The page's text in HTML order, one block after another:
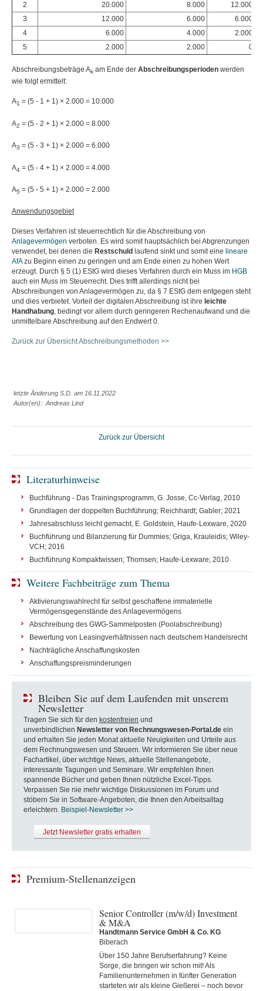
2
20.000 8.000
12.000
3
12.000 6.000
6.000
4
6.000 4.000
2.000
5
2.000 2.000 0
Abschreibungsbeträge Ak am Ende der Abschreibungsperioden werden
wie folgt ermittelt:
A1 = (5 - 1 + 1) × 2.000 = 10.000
A2 = (5 - 2 + 1) × 2.000 = 8.000
A3 = (5 - 3 + 1) × 2.000 = 6.000
A4 = (5 - 4 + 1) × 2.000 = 4.000
A5 = (5 - 5 + 1) × 2.000 = 2.000
Anwendungsgebiet
Dieses Verfahren ist steuerrechtlich für die Abschreibung von
Anlagevermögen verboten. Es wird somit hauptsächlich bei Abgrenzungen
verwendet, bei denen die Restschuld laufend sinkt und somit eine lineare
AfAzu Beginn einen zu geringen und am Ende einen zu hohen Wert
erzeugt. Durch § 5 (1) EStG wird dieses Verfahren durch ein Muss im HGB
auch ein Muss im Steuerrecht. Dies trifft allerdings nicht bei
Abschreibungen von Anlagevermögen zu, da § 7 EStG dem entgegen steht
und dies verbietet. Vorteil der digitalen Abschreibung ist ihre leichte
Handhabung, bedingt vor allem durch geringeren Rechenaufwand und die
unmittelbare Abschreibung auf den Endwert 0.
Zurück zur Übersicht Abschreibungsmethoden >>
letzte Änderung S.D. am 16.11.2022
Autor(en): Andreas Lind
Zurück zur Übersicht
Literaturhinweise
Buchführung - Das Trainingsprogramm, G. Josse, Cc-Verlag, 2010
Grundlagen der doppelten Buchführung; Reichhardt; Gabler; 2021
Jahresabschluss leicht gemacht, E. Goldstein, Haufe-Lexware, 2020
Buchführung und Bilanzierung für Dummies; Griga, Krauleidis; Wiley-
VCH; 2016
Buchführung Kompaktwissen; Thomsen; Haufe-Lexware; 2010
Weitere Fachbeiträge zum Thema
Aktivierungswahlrecht für selbst geschaffene immaterielle
Vermögensgegenstände des Anlagevermögens
Abschreibung des GWG-Sammelposten (Poolabschreibung)
Bewertung von Leasingverhältnissen nach deutschem Handelsrecht
Nachträgliche Anschaffungskosten
Anschaffungspreisminderungen
Bleiben Sie auf dem Laufenden mit unserem
Newsletter
Tragen Sie sich für den kostenfreien und
unverbindlichen Newsletter von Rechnungswesen-Portal.de ein
und erhalten Sie jeden Monat aktuelle Neuigkeiten und Urteile aus
dem Rechnungswesen und Steuern. Wir informieren Sie über neue
Fachartikel, über wichtige News, aktuelle Stellenangebote,
interessante Tagungen und Seminare. Wir empfehlen Ihnen
spannende Bücher und geben Ihnen nützliche Excel-Tipps.
Verpassen Sie nie mehr wichtige Diskussionen im Forum und
stöbern Sie in Software-Angeboten, die Ihnen den Arbeitsalltag
erleichtern. Beispiel-Newsletter >>
Jetzt Newsletter gratis erhalten
Premium-Stellenanzeigen
Senior Controller (m/w/d) Investment
& M&A
Handtmann Service GmbH & Co. KG
Biberach
Über 150 Jahre Berufserfahrung? Keine
Sorge, die bringen wir schon mit! Als
Familienunternehmen in fünfter Generation
starteten wir als kleine Gießerei – noch bevor